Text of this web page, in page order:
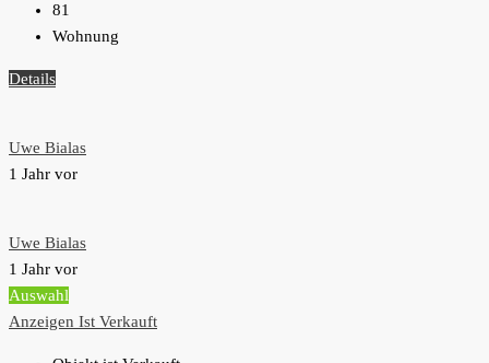
81
Wohnung
Details
Uwe Bialas
1 Jahr vor
Uwe Bialas
1 Jahr vor
Auswahl
Anzeigen Ist Verkauft